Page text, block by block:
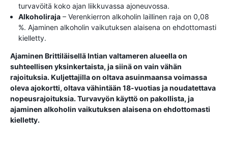
turvavöitä koko ajan liikkuvassa ajoneuvossa.
Alkoholiraja – Verenkierron alkoholin laillinen raja on 0,08
%. Ajaminen alkoholin vaikutuksen alaisena on ehdottomasti
kielletty.
Ajaminen Brittiläisellä Intian valtameren alueella on
suhteellisen yksinkertaista, ja siinä on vain vähän
rajoituksia. Kuljettajilla on oltava asuinmaansa voimassa
oleva ajokortti, oltava vähintään 18-vuotias ja noudatettava
nopeusrajoituksia. Turvavyön käyttö on pakollista, ja
ajaminen alkoholin vaikutuksen alaisena on ehdottomasti
kielletty.